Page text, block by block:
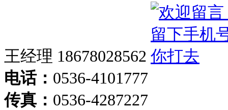
王经理 18678028562
电话： 0536-4101777
传真： 0536-4287227